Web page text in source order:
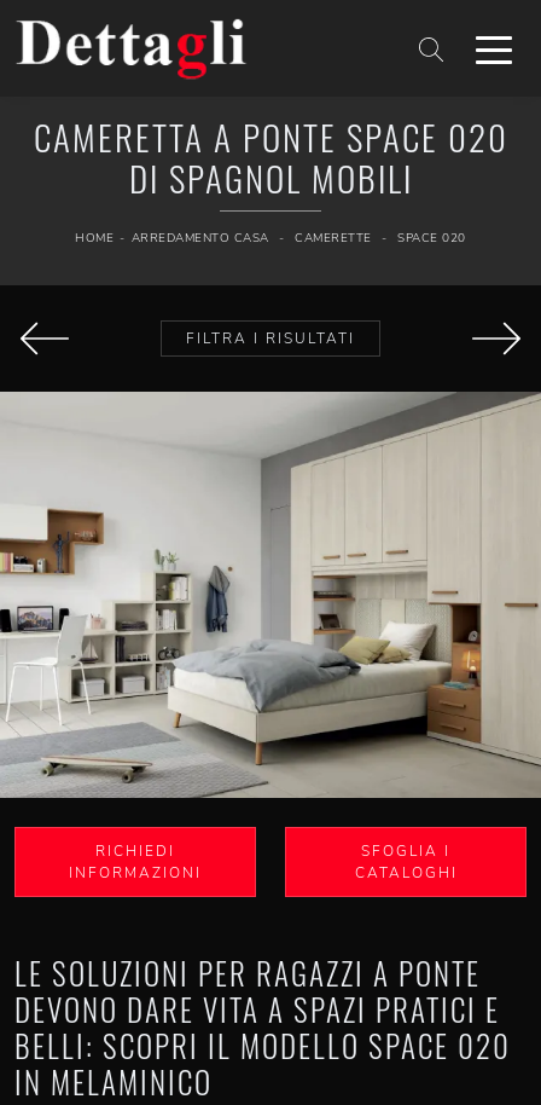
CAMERETTA A PONTE SPACE 020
DI SPAGNOL MOBILI
HOME - ARREDAMENTO CASA - CAMERETTE - SPACE 020
FILTRA I RISULTATI
RICHIEDI
INFORMAZIONI
SFOGLIA I
CATALOGHI
LE SOLUZIONI PER RAGAZZI A PONTE
DEVONO DARE VITA A SPAZI PRATICI E
BELLI: SCOPRI IL MODELLO SPACE 020
IN MELAMINICO